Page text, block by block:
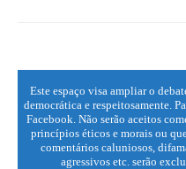
Este espaço visa ampliar o
democrática e respeitosamente.
Facebook. Não serão aceitos
princípios éticos e morais ou
comentários caluniosos,
agressivos etc. serão